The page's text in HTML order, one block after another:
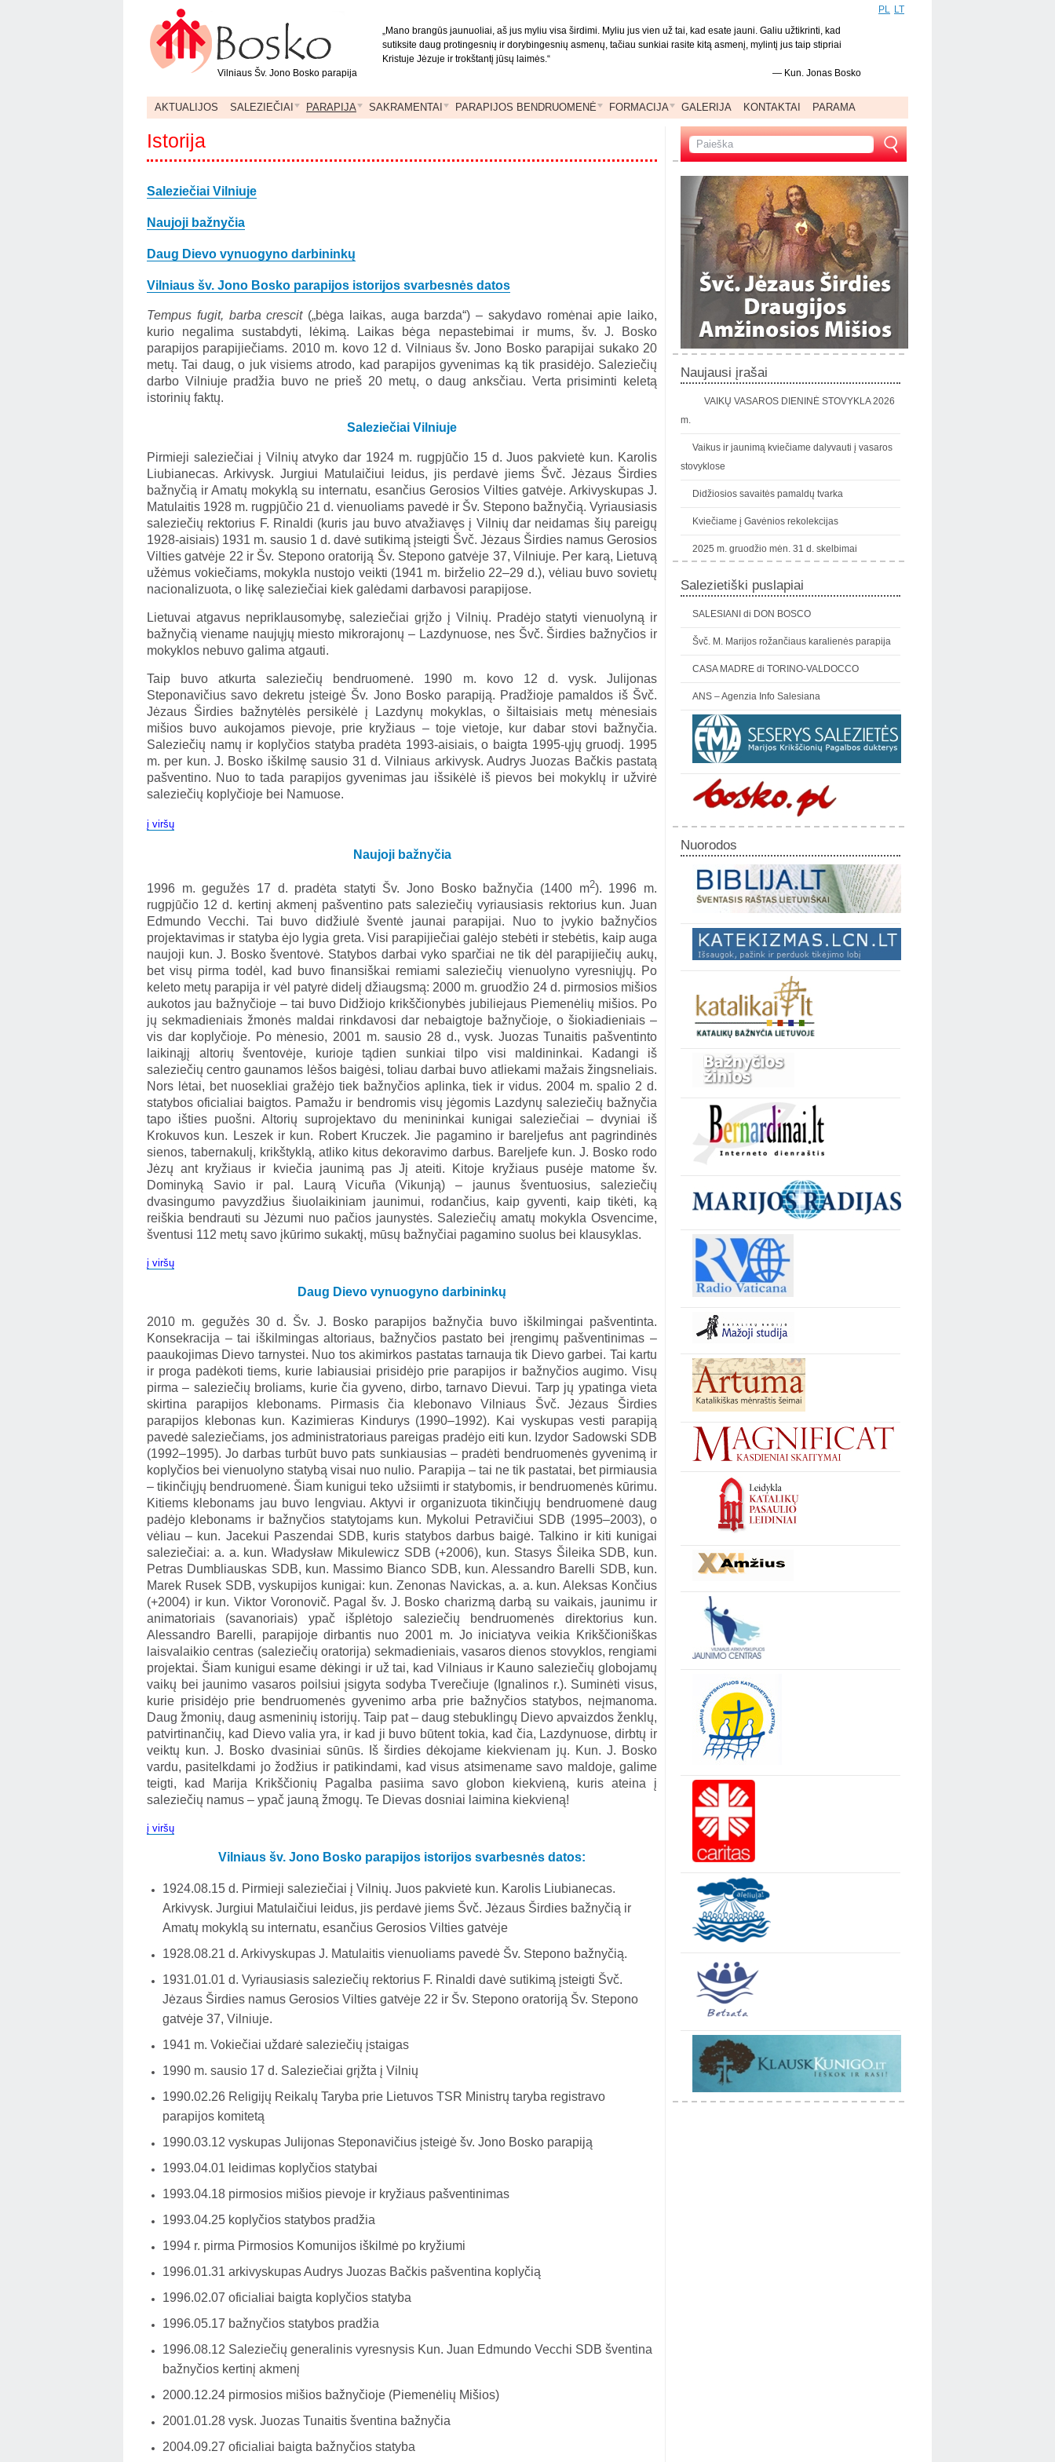
LT
PL
„Mano brangūs jaunuoliai, aš jus myliu visa širdimi. Myliu jus vien už tai, kad esate jauni. Galiu užtikrinti, kad
sutiksite daug protingesnių ir dorybingesnių asmenų, tačiau sunkiai rasite kitą asmenį, mylintį jus taip stipriai
Kristuje Jėzuje ir trokštantį jūsų laimės.“
— Kun. Jonas Bosko
Vilniaus Šv. Jono Bosko parapija
AKTUALIJOS SALEZIEČIAI PARAPIJA SAKRAMENTAI PARAPIJOS BENDRUOMENĖ FORMACIJA GALERIJA KONTAKTAI PARAMA
Istorija
Saleziečiai Vilniuje
Naujoji bažnyčia
Daug Dievo vynuogyno darbininkų
Vilniaus šv. Jono Bosko parapijos istorijos svarbesnės datos
Tempus fugit, barba crescit („bėga laikas, auga barzda“) – sakydavo romėnai apie laiko,
kurio negalima sustabdyti, lėkimą. Laikas bėga nepastebimai ir mums, šv. J. Bosko
parapijos parapijiečiams. 2010 m. kovo 12 d. Vilniaus šv. Jono Bosko parapijai sukako 20
metų. Tai daug, o juk visiems atrodo, kad parapijos gyvenimas ką tik prasidėjo. Saleziečių
darbo Vilniuje pradžia buvo ne prieš 20 metų, o daug anksčiau. Verta prisiminti keletą
istorinių faktų.
Saleziečiai Vilniuje
Pirmieji saleziečiai į Vilnių atvyko dar 1924 m. rugpjūčio 15 d. Juos pakvietė kun. Karolis
Liubianecas. Arkivysk. Jurgiui Matulaičiui leidus, jis perdavė jiems Švč. Jėzaus Širdies
bažnyčią ir Amatų mokyklą su internatu, esančius Gerosios Vilties gatvėje. Arkivyskupas J.
Matulaitis 1928 m. rugpjūčio 21 d. vienuoliams pavedė ir Šv. Stepono bažnyčią. Vyriausiasis
saleziečių rektorius F. Rinaldi (kuris jau buvo atvažiavęs į Vilnių dar neidamas šių pareigų
1928-aisiais) 1931 m. sausio 1 d. davė sutikimą įsteigti Švč. Jėzaus Širdies namus Gerosios
Vilties gatvėje 22 ir Šv. Stepono oratoriją Šv. Stepono gatvėje 37, Vilniuje. Per karą, Lietuvą
užėmus vokiečiams, mokykla nustojo veikti (1941 m. birželio 22–29 d.), vėliau buvo sovietų
nacionalizuota, o likę saleziečiai kiek galėdami darbavosi parapijose.
Lietuvai atgavus nepriklausomybę, saleziečiai grįžo į Vilnių. Pradėjo statyti vienuolyną ir
bažnyčią viename naujųjų miesto mikrorajonų – Lazdynuose, nes Švč. Širdies bažnyčios ir
mokyklos nebuvo galima atgauti.
Taip buvo atkurta saleziečių bendruomenė. 1990 m. kovo 12 d. vysk. Julijonas
Steponavičius savo dekretu įsteigė Šv. Jono Bosko parapiją. Pradžioje pamaldos iš Švč.
Jėzaus Širdies bažnytėlės persikėlė į Lazdynų mokyklas, o šiltaisiais metų mėnesiais
mišios buvo aukojamos pievoje, prie kryžiaus – toje vietoje, kur dabar stovi bažnyčia.
Saleziečių namų ir koplyčios statyba pradėta 1993-aisiais, o baigta 1995-ųjų gruodį. 1995
m. per kun. J. Bosko iškilmę sausio 31 d. Vilniaus arkivysk. Audrys Juozas Bačkis pastatą
pašventino. Nuo to tada parapijos gyvenimas jau išsikėlė iš pievos bei mokyklų ir užvirė
saleziečių koplyčioje bei Namuose.
į viršų
Naujoji bažnyčia
1996 m. gegužės 17 d. pradėta statyti Šv. Jono Bosko bažnyčia (1400 m2). 1996 m.
rugpjūčio 12 d. kertinį akmenį pašventino pats saleziečių vyriausiasis rektorius kun. Juan
Edmundo Vecchi. Tai buvo didžiulė šventė jaunai parapijai. Nuo to įvykio bažnyčios
projektavimas ir statyba ėjo lygia greta. Visi parapijiečiai galėjo stebėti ir stebėtis, kaip auga
naujoji kun. J. Bosko šventovė. Statybos darbai vyko sparčiai ne tik dėl parapijiečių aukų,
bet visų pirma todėl, kad buvo finansiškai remiami saleziečių vienuolyno vyresniųjų. Po
keleto metų parapija ir vėl patyrė didelį džiaugsmą: 2000 m. gruodžio 24 d. pirmosios mišios
aukotos jau bažnyčioje – tai buvo Didžiojo krikščionybės jubiliejaus Piemenėlių mišios. Po
jų sekmadieniais žmonės maldai rinkdavosi dar nebaigtoje bažnyčioje, o šiokiadieniais –
vis dar koplyčioje. Po mėnesio, 2001 m. sausio 28 d., vysk. Juozas Tunaitis pašventinto
laikinąjį altorių šventovėje, kurioje tądien sunkiai tilpo visi maldininkai. Kadangi iš
saleziečių centro gaunamos lėšos baigėsi, toliau darbai buvo atliekami mažais žingsneliais.
Nors lėtai, bet nuosekliai gražėjo tiek bažnyčios aplinka, tiek ir vidus. 2004 m. spalio 2 d.
statybos oficialiai baigtos. Pamažu ir bendromis visų jėgomis Lazdynų saleziečių bažnyčia
tapo išties puošni. Altorių suprojektavo du menininkai kunigai saleziečiai – dvyniai iš
Krokuvos kun. Leszek ir kun. Robert Kruczek. Jie pagamino ir bareljefus ant pagrindinės
sienos, tabernakulį, krikštyklą, atliko kitus dekoravimo darbus. Bareljefe kun. J. Bosko rodo
Jėzų ant kryžiaus ir kviečia jaunimą pas Jį ateiti. Kitoje kryžiaus pusėje matome šv.
Dominyką Savio ir pal. Laurą Vicuña (Vikunją) – jaunus šventuosius, saleziečių
dvasingumo pavyzdžius šiuolaikiniam jaunimui, rodančius, kaip gyventi, kaip tikėti, ką
reiškia bendrauti su Jėzumi nuo pačios jaunystės. Saleziečių amatų mokykla Osvencime,
šventusi 112 metų savo įkūrimo sukaktį, mūsų bažnyčiai pagamino suolus bei klausyklas.
į viršų
Daug Dievo vynuogyno darbininkų
2010 m. gegužės 30 d. Šv. J. Bosko parapijos bažnyčia buvo iškilmingai pašventinta.
Konsekracija – tai iškilmingas altoriaus, bažnyčios pastato bei įrengimų pašventinimas –
paaukojimas Dievo tarnystei. Nuo tos akimirkos pastatas tarnauja tik Dievo garbei. Tai kartu
ir proga padėkoti tiems, kurie labiausiai prisidėjo prie parapijos ir bažnyčios augimo. Visų
pirma – saleziečių broliams, kurie čia gyveno, dirbo, tarnavo Dievui. Tarp jų ypatinga vieta
skirtina parapijos klebonams. Pirmasis čia klebonavo Vilniaus Švč. Jėzaus Širdies
parapijos klebonas kun. Kazimieras Kindurys (1990–1992). Kai vyskupas vesti parapiją
pavedė saleziečiams, jos administratoriaus pareigas pradėjo eiti kun. Izydor Sadowski SDB
(1992–1995). Jo darbas turbūt buvo pats sunkiausias – pradėti bendruomenės gyvenimą ir
koplyčios bei vienuolyno statybą visai nuo nulio. Parapija – tai ne tik pastatai, bet pirmiausia
– tikinčiųjų bendruomenė. Šiam kunigui teko užsiimti ir statybomis, ir bendruomenės kūrimu.
Kitiems klebonams jau buvo lengviau. Aktyvi ir organizuota tikinčiųjų bendruomenė daug
padėjo klebonams ir bažnyčios statytojams kun. Mykolui Petravičiui SDB (1995–2003), o
vėliau – kun. Jacekui Paszendai SDB, kuris statybos darbus baigė. Talkino ir kiti kunigai
saleziečiai: a. a. kun. Władysław Mikulewicz SDB (+2006), kun. Stasys Šileika SDB, kun.
Petras Dumbliauskas SDB, kun. Massimo Bianco SDB, kun. Alessandro Barelli SDB, kun.
Marek Rusek SDB, vyskupijos kunigai: kun. Zenonas Navickas, a. a. kun. Aleksas Končius
(+2004) ir kun. Viktor Voronovič. Pagal šv. J. Bosko charizmą darbą su vaikais, jaunimu ir
animatoriais (savanoriais) ypač išplėtojo saleziečių bendruomenės direktorius kun.
Alessandro Barelli, parapijoje dirbantis nuo 2001 m. Jo iniciatyva veikia Krikščioniškas
laisvalaikio centras (saleziečių oratorija) sekmadieniais, vasaros dienos stovyklos, rengiami
projektai. Šiam kunigui esame dėkingi ir už tai, kad Vilniaus ir Kauno saleziečių globojamų
vaikų bei jaunimo vasaros poilsiui įsigyta sodyba Tverečiuje (Ignalinos r.). Suminėti visus,
kurie prisidėjo prie bendruomenės gyvenimo arba prie bažnyčios statybos, neįmanoma.
Daug žmonių, daug asmeninių istorijų. Taip pat – daug stebuklingų Dievo apvaizdos ženklų,
patvirtinančių, kad Dievo valia yra, ir kad ji buvo būtent tokia, kad čia, Lazdynuose, dirbtų ir
veiktų kun. J. Bosko dvasiniai sūnūs. Iš širdies dėkojame kiekvienam jų. Kun. J. Bosko
vardu, pasitelkdami jo žodžius ir patikindami, kad visus atsimename savo maldoje, galime
teigti, kad Marija Krikščionių Pagalba pasiima savo globon kiekvieną, kuris ateina į
saleziečių namus – ypač jauną žmogų. Te Dievas dosniai laimina kiekvieną!
į viršų
Vilniaus šv. Jono Bosko parapijos istorijos svarbesnės datos:
1924.08.15 d. Pirmieji saleziečiai į Vilnių. Juos pakvietė kun. Karolis Liubianecas.
Arkivysk. Jurgiui Matulaičiui leidus, jis perdavė jiems Švč. Jėzaus Širdies bažnyčią ir
Amatų mokyklą su internatu, esančius Gerosios Vilties gatvėje
1928.08.21 d. Arkivyskupas J. Matulaitis vienuoliams pavedė Šv. Stepono bažnyčią.
1931.01.01 d. Vyriausiasis saleziečių rektorius F. Rinaldi davė sutikimą įsteigti Švč.
Jėzaus Širdies namus Gerosios Vilties gatvėje 22 ir Šv. Stepono oratoriją Šv. Stepono
gatvėje 37, Vilniuje.
1941 m. Vokiečiai uždarė saleziečių įstaigas
1990 m. sausio 17 d. Saleziečiai grįžta į Vilnių
1990.02.26 Religijų Reikalų Taryba prie Lietuvos TSR Ministrų taryba registravo
parapijos komitetą
1990.03.12 vyskupas Julijonas Steponavičius įsteigė šv. Jono Bosko parapiją
1993.04.01 leidimas koplyčios statybai
1993.04.18 pirmosios mišios pievoje ir kryžiaus pašventinimas
1993.04.25 koplyčios statybos pradžia
1994 r. pirma Pirmosios Komunijos iškilmė po kryžiumi
1996.01.31 arkivyskupas Audrys Juozas Bačkis pašventina koplyčią
1996.02.07 oficialiai baigta koplyčios statyba
1996.05.17 bažnyčios statybos pradžia
1996.08.12 Saleziečių generalinis vyresnysis Kun. Juan Edmundo Vecchi SDB šventina
bažnyčios kertinį akmenį
2000.12.24 pirmosios mišios bažnyčioje (Piemenėlių Mišios)
2001.01.28 vysk. Juozas Tunaitis šventina bažnyčia
2004.09.27 oficialiai baigta bažnyčios statyba
Naujausi įrašai
VAIKŲ VASAROS DIENINĖ STOVYKLA 2026
m.
Vaikus ir jaunimą kviečiame dalyvauti į vasaros
stovyklose
Didžiosios savaitės pamaldų tvarka
Kviečiame į Gavėnios rekolekcijas
2025 m. gruodžio mėn. 31 d. skelbimai
Salezietiški puslapiai
SALESIANI di DON BOSCO
Švč. M. Marijos rožančiaus karalienės parapija
CASA MADRE di TORINO-VALDOCCO
ANS – Agenzia Info Salesiana
Nuorodos